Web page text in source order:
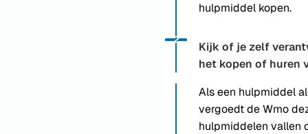
hulpmiddel kopen.
Kijk of je zelf
het kopen of huren
Status: Actief
Opvolgingsnummer:
2
Als een hulpmiddel
vergoedt de Wmo
hulpmiddelen vallen